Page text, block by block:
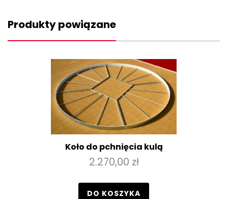
Produkty powiązane
Koło do pchnięcia kulą
2.270,00 zł
DO KOSZYKA